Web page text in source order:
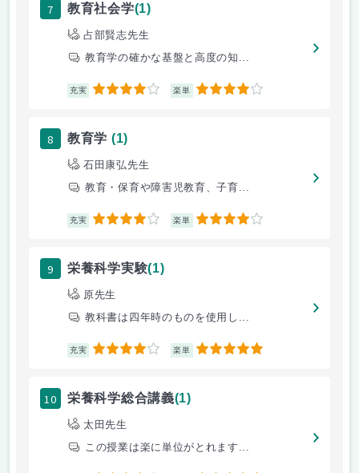
7 教育社会学(1)
占部賢志先生
教育学の確かな基盤と高度の知...
充実 4 楽単 4
8 教育学 (1)
石田康弘先生
教育・保育や障害児教育、子育...
充実 4 楽単 4
9 栄養科学実験(1)
原先生
教科書は四年時のものを使用し...
充実 4 楽単 5
10 栄養科学総合講義(1)
太田先生
この授業は楽に単位がとれます...